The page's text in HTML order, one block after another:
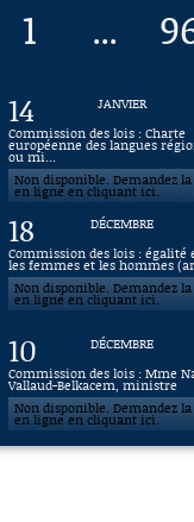
1 ...
14 JANVIER
Commission des lois : Charte
européenne des langues
ou mi...
Non disponible. Demandez
en ligne en cliquant ici.
18 DÉCEMBRE
Commission des lois : égalité
les femmes et les hommes
Non disponible. Demandez
en ligne en cliquant ici.
10 DÉCEMBRE
Commission des lois : Mme
Vallaud-Belkacem, ministre
Non disponible. Demandez
en ligne en cliquant ici.